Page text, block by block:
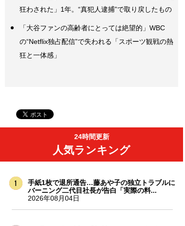
狂わされた」1年。“真犯人逮捕”で取り戻したもの
「大谷ファンの高齢者にとっては絶望的」WBC
の“Netflix独占配信”で失われる「スポーツ観戦の熱
狂と一体感」
24時間更新
人気ランキング
手紙1枚で退所通告…藤あや子の独立トラブルに
バーニング二代目社長が告白「実際の料...
2026年08月04日